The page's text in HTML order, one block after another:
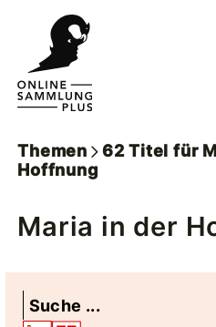
Themen 62Titel für
Hoffnung
Maria in der